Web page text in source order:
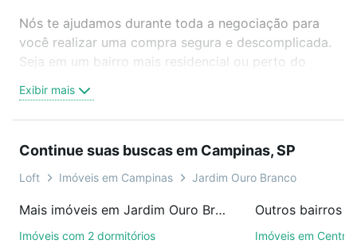
Nós te ajudamos durante toda a negociação para
você realizar uma compra segura e descomplicada.
Seja em um bairro mais residencial ou perto do
oferta ideal de Imóveis com 2 vagas à venda em
Jardim Ouro Branco, Campinas, SP para conquistar
videochamada, é grátis, sem compromisso e você
ainda conta com mais de 46 mil corretores e
de imóveis.
Exibir mais
Continue suas buscas em Campinas, SP
Loft Imóveis em Campinas Jardim Ouro Branco
Mais imóveis em Jardim Ouro Branco
Imóveis com 2 dormitórios
Outros bairros
Imóveis em Centro